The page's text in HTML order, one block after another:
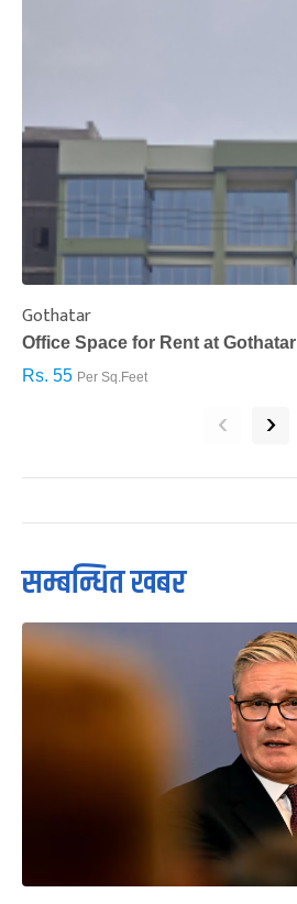
Gothatar
Office Space for Rent at Gothatar
Rs. 55 Per Sq.Feet
‹ ›
सम्बन्धित खबर